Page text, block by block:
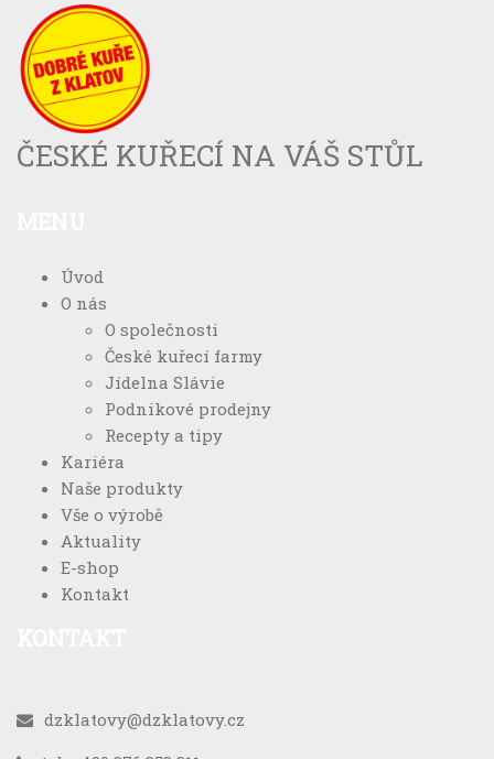
ČESKÉ KUŘECÍ NA VÁŠ STŮL
Úvod
O nás
O společnosti
České kuřecí farmy
Jídelna Slávie
Podnikové prodejny
Recepty a tipy
Kariéra
Naše produkty
Vše o výrobě
Aktuality
E-shop
Kontakt
dzklatovy@dzklatovy.cz